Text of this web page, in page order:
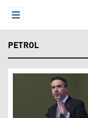
Open Menu
PETROL